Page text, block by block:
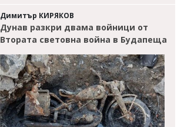
Димитър КИРЯКОВ
Дунав разкри двама войници от
Втората световна война в Будапеща